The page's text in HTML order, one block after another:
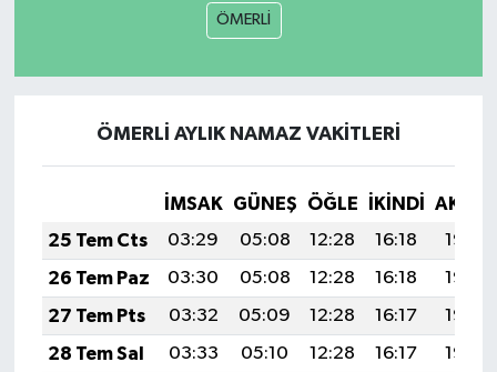
ÖMERLİ
ÖMERLİ AYLIK NAMAZ VAKITLERI
İMSAK GÜNEŞ ÖĞLE İKINDI
25 Tem Cts
03:29 05:08 12:28 16:18
19:38
26 Tem Paz
03:30 05:08 12:28 16:18
19:37
27 Tem Pts
03:32 05:09 12:28 16:17
19:36
28 Tem Sal
03:33 05:10 12:28 16:17
19:36